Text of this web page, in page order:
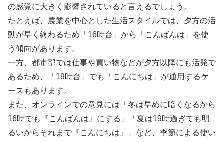
の感覚に大きく影響されていると言えるでしょう。
たとえば、農業を中心とした生活スタイルでは、夕方の活
動が早く終わるため「16時台」から「こんばんは」を使
う傾向があります。
一方、都市部では仕事や買い物などが夕方以降にも活発で
あるため、「19時台」でも「こんにちは」が通用するケ
ースもあります。
また、オンラインでの意見には「冬は早めに暗くなるから
16時でも『こんばんは』にする」「夏は19時過ぎても明
るいからそれまで『こんにちは』」など、季節による使い